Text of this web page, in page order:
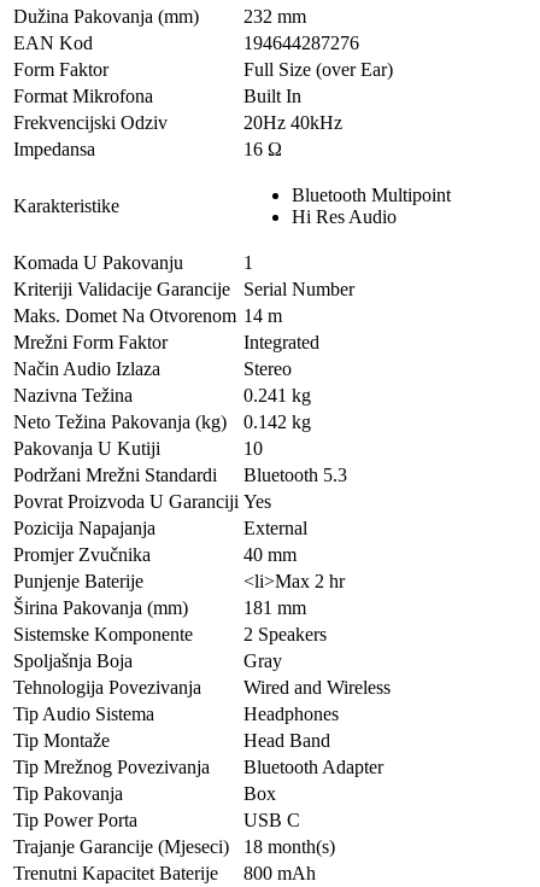
Dužina Pakovanja (mm)
232 mm
EAN Kod
194644287276
Form Faktor
Full Size (over Ear)
Format Mikrofona
Built In
Frekvencijski Odziv
20Hz 40kHz
Impedansa
16 Ω
Karakteristike
Bluetooth Multipoint
Hi Res Audio
Komada U Pakovanju
1
Kriteriji Validacije Garancije
Serial Number
Maks. Domet Na Otvorenom 14 m
Mrežni Form Faktor
Integrated
Način Audio Izlaza
Stereo
Nazivna Težina
0.241 kg
Neto Težina Pakovanja (kg)
0.142 kg
Pakovanja U Kutiji
10
Podržani Mrežni Standardi
Bluetooth 5.3
Povrat Proizvoda U Garanciji Yes
Pozicija Napajanja
External
Promjer Zvučnika
40 mm
Punjenje Baterije
<li>Max 2 hr
Širina Pakovanja (mm)
181 mm
Sistemske Komponente
2 Speakers
Spoljašnja Boja
Gray
Tehnologija Povezivanja
Wired and Wireless
Tip Audio Sistema
Headphones
Tip Montaže
Head Band
Tip Mrežnog Povezivanja
Bluetooth Adapter
Tip Pakovanja
Box
Tip Power Porta
USB C
Trajanje Garancije (Mjeseci)
18 month(s)
Trenutni Kapacitet Baterije
800 mAh